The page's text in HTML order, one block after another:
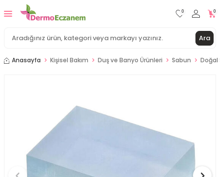
Ara
0 0
Anasayfa Kişisel Bakım Duş ve Banyo Ürünleri Sabun Doğal